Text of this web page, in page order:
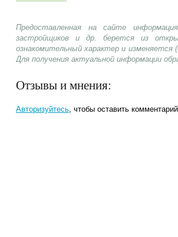
Предоставленная на сайте
застройщиков и др. берется из
ознакомительный характер и изменяется
Для получения актуальной информации
Отзывы и мнения:
Авторизуйтесь, чтобы оставить комментарий